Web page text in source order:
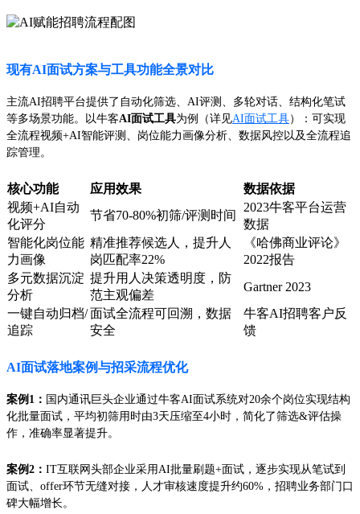
现有AI面试方案与工具功能全景对比
主流AI招聘平台提供了自动化筛选、AI评测、多轮对话、结构化笔试
等多场景功能。以牛客AI面试工具为例（详见AI面试工具）：可实现
全流程视频+AI智能评测、岗位能力画像分析、数据风控以及全流程追
踪管理。
核心功能 应用效果
数据依据
视频+AI自动
化评分
节省70-80%初筛/评测时间
2023牛客平台运营
数据
智能化岗位能
力画像
精准推荐候选人，提升人
岗匹配率22%
《哈佛商业评论》
2022报告
多元数据沉淀
分析
提升用人决策透明度，防
范主观偏差
Gartner 2023
一键自动归档/
追踪
面试全流程可回溯，数据
安全
牛客AI招聘客户反
馈
AI面试落地案例与招采流程优化
案例1： 国内通讯巨头企业通过牛客AI面试系统对20余个岗位实现结构
化批量面试，平均初筛用时由3天压缩至4小时，简化了筛选&评估操
作，准确率显著提升。
案例2： IT互联网头部企业采用AI批量刷题+面试，逐步实现从笔试到
面试、offer环节无缝对接，人才审核速度提升约60%，招聘业务部门口
碑大幅增长。